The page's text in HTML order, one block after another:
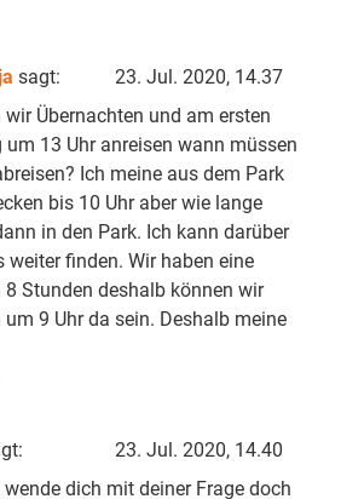
sagt:
23. Jul. 2020, 14.37
wir Übernachten und am ersten
um 13 Uhr anreisen wann müssen
Ich meine aus dem Park
bis 10 Uhr aber wie lange
in den Park. Ich kann darüber
weiter finden. Wir haben eine
8 Stunden deshalb können wir
9 Uhr da sein. Deshalb meine
23. Jul. 2020, 14.40
wende dich mit deiner Frage doch